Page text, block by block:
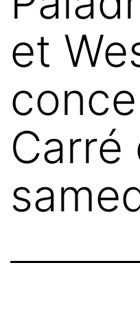
et
Carré